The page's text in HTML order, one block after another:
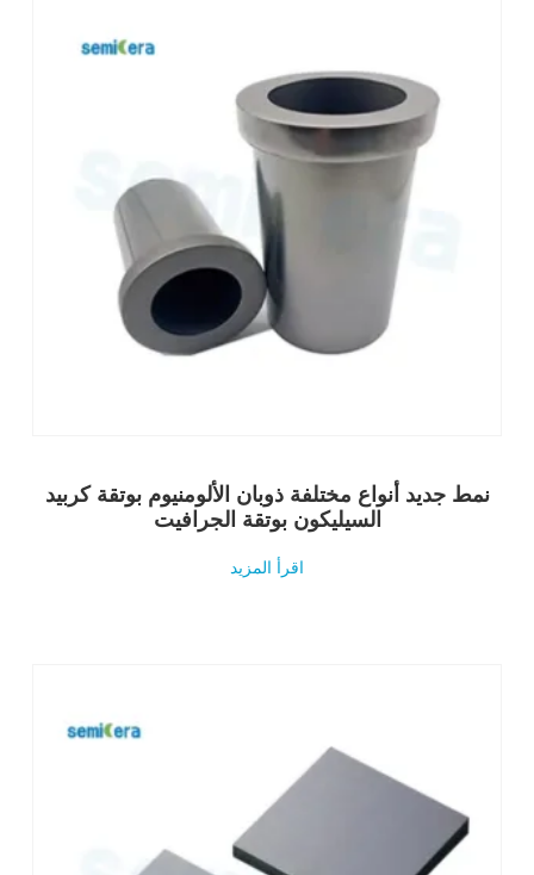
نمط جديد أنواع مختلفة ذوبان الألومنيوم بوتقة كربيد
السيليكون بوتقة الجرافيت
اقرأ المزيد